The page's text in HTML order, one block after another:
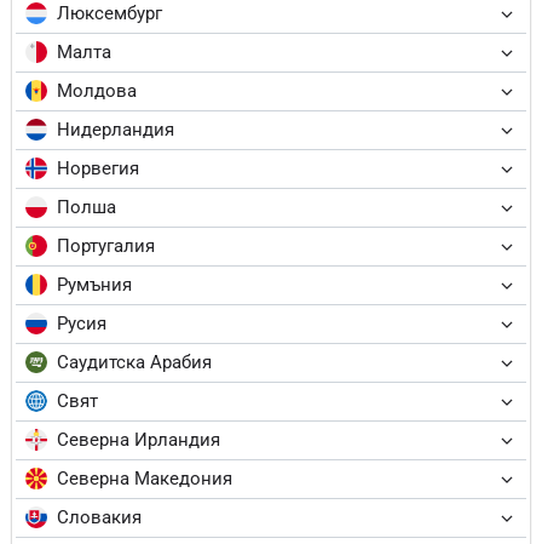
Люксембург
Малта
Молдова
Нидерландия
Норвегия
Полша
Португалия
Румъния
Русия
Саудитска Арабия
Свят
Северна Ирландия
Северна Македония
Словакия